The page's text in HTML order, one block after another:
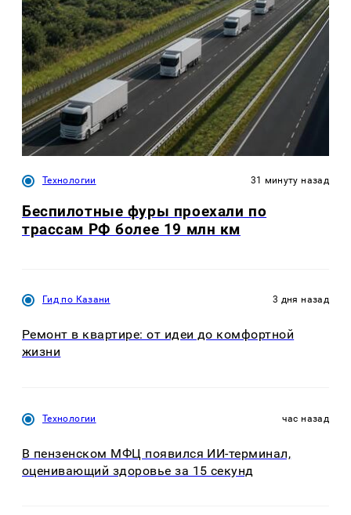
Технологии 31 минуту назад
Беспилотные фуры проехали по
трассам РФ более 19 млн км
Гид по Казани 3 дня назад
Ремонт в квартире: от идеи до комфортной
жизни
Технологии час назад
В пензенском МФЦ появился ИИ-терминал,
оценивающий здоровье за 15 секунд